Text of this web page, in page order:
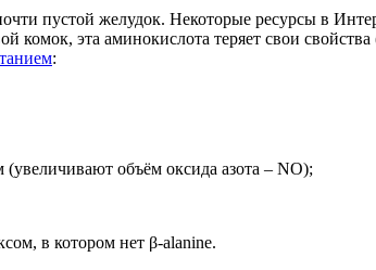
пустой желудок. Некоторые ресурсы в
комок, эта аминокислота теряет свои
:
объём оксида азота – NO);
в котором нет β-alanine.